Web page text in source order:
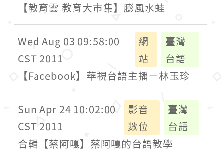
【教育雲 教育大市集】膨風水蛙
Wed Aug 03 09:58:00
CST 2011
網
站
臺灣
台語
【Facebook】華視台語主播－林玉珍
Sun Apr 24 10:02:00
CST 2011
影音
數位
臺灣
台語
合輯【蔡阿嘎】蔡阿嘎的台語教學